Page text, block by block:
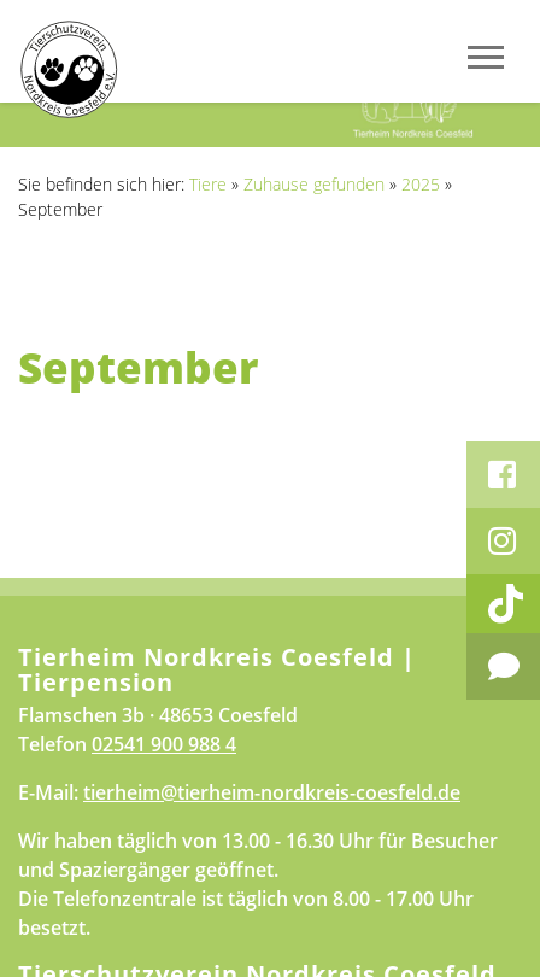
Sie befinden sich hier: Tiere » Zuhause gefunden » 2025 »
September
September
Tierheim Nordkreis Coesfeld |
Tierpension
Flamschen 3b · 48653 Coesfeld
Telefon 02541 900 988 4
E-Mail:tierheim@tierheim-nordkreis-coesfeld.de
Wir haben täglich von 13.00 - 16.30 Uhr für Besucher
und Spaziergänger geöffnet.
Die Telefonzentrale ist täglich von 8.00 - 17.00 Uhr
besetzt.